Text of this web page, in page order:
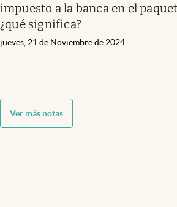
impuesto a la banca en el
¿qué significa?
jueves, 21 de Noviembre de 2024
Ver más notas